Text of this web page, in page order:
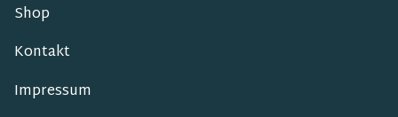
Shop
Kontakt
Impressum